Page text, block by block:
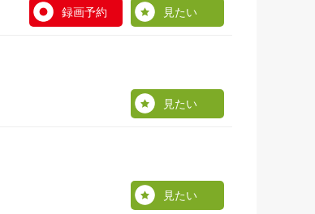
録画予約 見たい
見たい
見たい